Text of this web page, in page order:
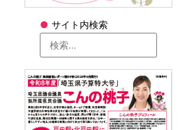
● サイト内検索